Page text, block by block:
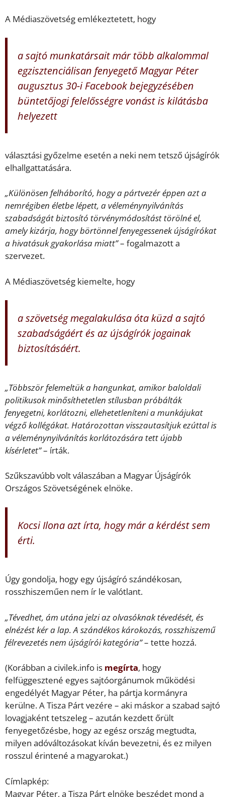
A Médiaszövetség emlékeztetett, hogy
a sajtó munkatársait már több alkalommal
egzisztenciálisan fenyegető Magyar Péter
augusztus 30-i Facebook bejegyzésében
büntetőjogi felelősségre vonást is kilátásba
helyezett
választási győzelme esetén a neki nem tetsző újságírók
elhallgattatására.
„Különösen felháborító, hogy a pártvezér éppen azt a
nemrégiben életbe lépett, a véleménynyilvánítás
szabadságát biztosító törvénymódosítást törölné el,
amely kizárja, hogy börtönnel fenyegessenek újságírókat
a hivatásuk gyakorlása miatt”– fogalmazott a
szervezet.
A Médiaszövetség kiemelte, hogy
a szövetség megalakulása óta küzd a sajtó
szabadságáért és az újságírók jogainak
biztosításáért.
„Többször felemeltük a hangunkat, amikor baloldali
politikusok minősíthetetlen stílusban próbálták
fenyegetni, korlátozni, ellehetetleníteni a munkájukat
végző kollégákat. Határozottan visszautasítjuk ezúttal is
a véleménynyilvánítás korlátozására tett újabb
kísérletet”– írták.
Szűkszavúbb volt válaszában a Magyar Újságírók
Országos Szövetségének elnöke.
Kocsi Ilona azt írta, hogy már a kérdést sem
érti.
Úgy gondolja, hogy egy újságíró szándékosan,
rosszhiszeműen nem ír le valótlant.
„Tévedhet, ám utána jelzi az olvasóknak tévedését, és
elnézést kér a lap. A szándékos károkozás, rosszhiszemű
félrevezetés nem újságírói kategória”– tette hozzá.
(Korábban a civilek.info is megírta, hogy
felfüggesztené egyes sajtóorgánumok működési
engedélyét Magyar Péter, ha pártja kormányra
kerülne. A Tisza Párt vezére – aki máskor a szabad sajtó
lovagjaként tetszeleg – azután kezdett őrült
fenyegetőzésbe, hogy az egész ország megtudta,
milyen adóváltozásokat kíván bevezetni, és ez milyen
rosszul érintené a magyarokat.)
Címlapkép:
Magyar Péter, a Tisza Párt elnöke beszédet mond a